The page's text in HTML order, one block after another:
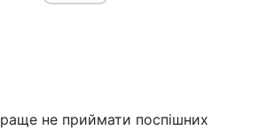
не приймати поспішних